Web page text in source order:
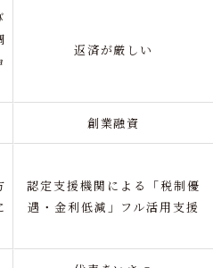
返済が厳しい
創業融資
認定支援機関による「税制優
遇・金利低減」フル活用支援